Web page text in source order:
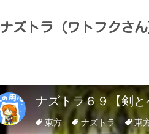
ナズトラ（ワトフクさん